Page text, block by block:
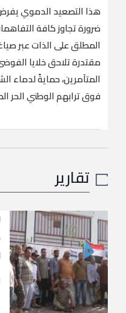
هذا التصعيد الدموي
ضرورة تجاوز كافة
المطلق على الذات عبر
مقتدرة تلاحق خلايا
المتآمرين، حمايةً لدماء
فوق ترابهم الوطني الحر
تقارير